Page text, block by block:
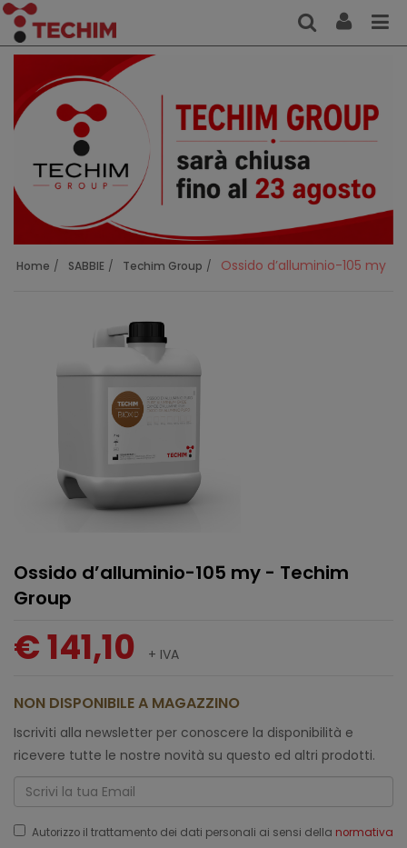
Home SABBIE Techim Group Ossido d’alluminio-105 my
Ossido d’alluminio-105 my - Techim
Group
€ 141,10 + IVA
NON DISPONIBILE A MAGAZZINO
Iscriviti alla newsletter per conoscere la disponibilità e
ricevere tutte le nostre novità su questo ed altri prodotti.
Email
Autorizzo il trattamento dei dati personali ai sensi della normativa